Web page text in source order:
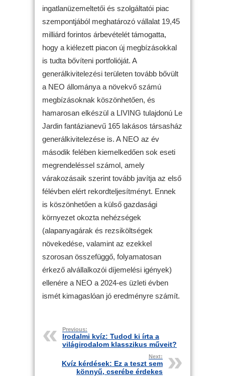
ingatlanüzemeltetői és szolgáltatói piac
szempontjából meghatározó vállalat 19,45
milliárd forintos árbevételét támogatta,
hogy a kiélezett piacon új megbízásokkal
is tudta bővíteni portfolióját. A
generálkivitelezési területen tovább bővült
a NEO állománya a növekvő számú
megbízásoknak köszönhetően, és
hamarosan elkészül a LIVING tulajdonú Le
Jardin fantázianevű 165 lakásos társasház
generálkivitelezése is. A NEO az év
második felében kiemelkedően sok eseti
megrendeléssel számol, amely
várakozásaik szerint tovább javítja az első
félévben elért rekordteljesítményt. Ennek
is köszönhetően a külső gazdasági
környezet okozta nehézségek
(alapanyagárak és rezsiköltségek
növekedése, valamint az ezekkel
szorosan összefüggő, folyamatosan
érkező alvállalkozói díjemelési igények)
ellenére a NEO a 2024-es üzleti évben
ismét kimagaslóan jó eredményre számít.
Previous:
Irodalmi kvíz: Tudod ki írta a
világirodalom klasszikus műveit?
Next:
Kvíz kérdések: Ez a teszt sem
könnyű, cserébe érdekes